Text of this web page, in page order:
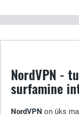
NordVPN -
surfamine
NordVPN on üks